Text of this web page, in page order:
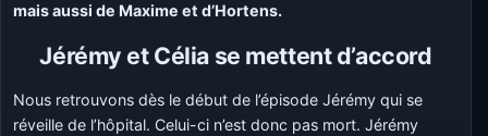
mais aussi de Maxime et d’Hortens.
Jérémy et Célia se mettent d’accord
Nous retrouvons dès le début de l’épisode Jérémy qui se
réveille de l’hôpital. Celui-ci n’est donc pas mort. Jérémy